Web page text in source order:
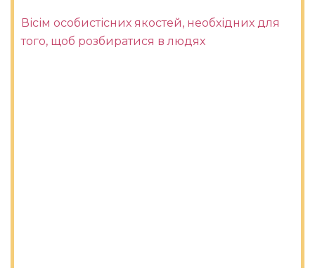
Вісім особистісних якостей, необхідних для
того, щоб розбиратися в людях